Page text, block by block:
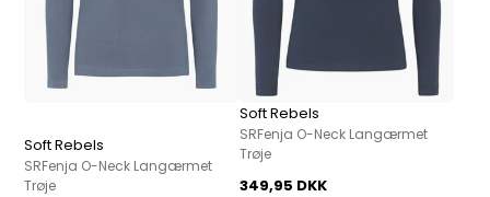
Soft Rebels
SRFenja O-Neck Langærmet
Trøje
Soft Rebels
SRFenja O-Neck Langærmet
Trøje
349,95 DKK